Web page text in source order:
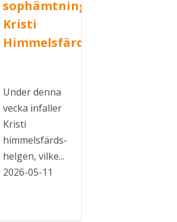
sophämtning
Kristi
Himmelsfärdshelgen
Under denna
vecka infaller
Kristi
himmelsfärds-
helgen, vilke...
2026-05-11